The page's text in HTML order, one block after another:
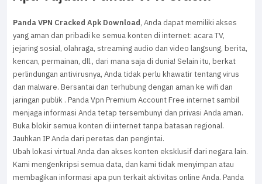
Panda VPN Cracked Apk Download, Anda dapat memiliki akses
yang aman dan pribadi ke semua konten di internet: acara TV,
jejaring sosial, olahraga, streaming audio dan video langsung, berita,
kencan, permainan, dll., dari mana saja di dunia! Selain itu, berkat
perlindungan antivirusnya, Anda tidak perlu khawatir tentang virus
dan malware. Bersantai dan terhubung dengan aman ke wifi dan
jaringan publik . Panda Vpn Premium Account Free internet sambil
menjaga informasi Anda tetap tersembunyi dan privasi Anda aman.
Buka blokir semua konten di internet tanpa batasan regional.
Jauhkan IP Anda dari peretas dan pengintai.
Ubah lokasi virtual Anda dan akses konten eksklusif dari negara lain.
Kami mengenkripsi semua data, dan kami tidak menyimpan atau
membagikan informasi apa pun terkait aktivitas online Anda. Panda